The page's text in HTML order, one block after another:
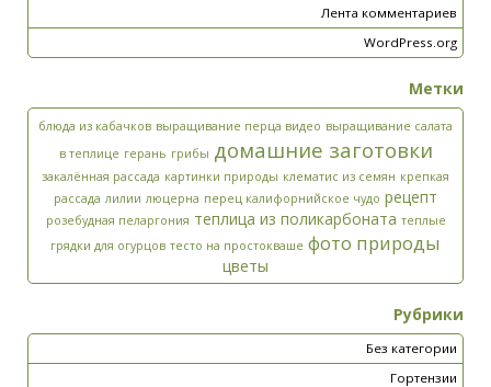
Лента комментариев
WordPress.org
Метки
блюда из кабачков выращивание перца видео выращивание салата
в теплице герань грибы домашние заготовки
закалённая рассада картинки природы клематис из семян крепкая
рассада лилии люцерна перец калифорнийское чудо рецепт
розебудная пеларгония теплица из поликарбоната теплые
грядки для огурцов тесто на простокваше фото природы
цветы
Рубрики
Без категории
Гортензии